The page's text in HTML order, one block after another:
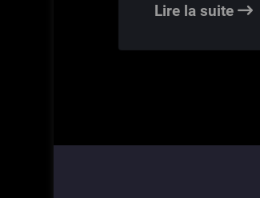
Lire la suite